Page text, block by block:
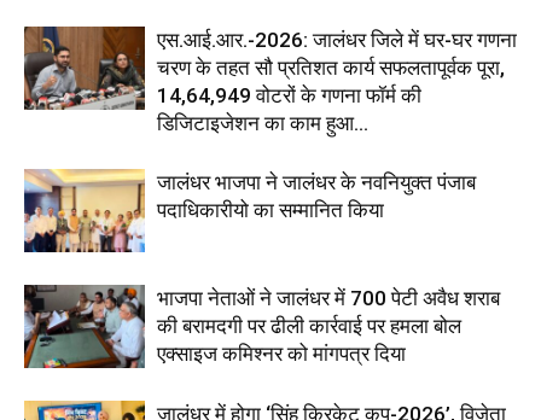
एस.आई.आर.-2026: जालंधर जिले में घर-घर गणना
चरण के तहत सौ प्रतिशत कार्य सफलतापूर्वक पूरा,
14,64,949 वोटरों के गणना फॉर्म की
डिजिटाइजेशन का काम हुआ...
जालंधर भाजपा ने जालंधर के नवनियुक्त पंजाब
पदाधिकारीयो का सम्मानित किया
भाजपा नेताओं ने जालंधर में 700 पेटी अवैध शराब
की बरामदगी पर ढीली कार्रवाई पर हमला बोल
एक्साइज कमिश्नर को मांगपत्र दिया
जालंधर में होगा ‘सिंह क्रिकेट कप-2026’, विजेता